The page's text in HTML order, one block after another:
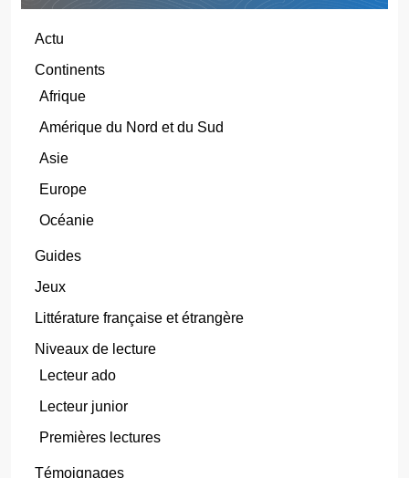
Actu
Continents
Afrique
Amérique du Nord et du Sud
Asie
Europe
Océanie
Guides
Jeux
Littérature française et étrangère
Niveaux de lecture
Lecteur ado
Lecteur junior
Premières lectures
Témoignages